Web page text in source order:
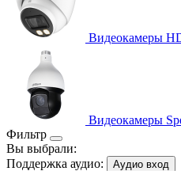
Видеокамеры
Видеокамеры
Фильтр
Вы выбрали:
Поддержка аудио:
Аудио вход